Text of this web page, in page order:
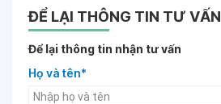
ĐỂ LẠI THÔNG TIN TƯ VẤN
Để lại thông tin nhận tư vấn
Họ và tên*